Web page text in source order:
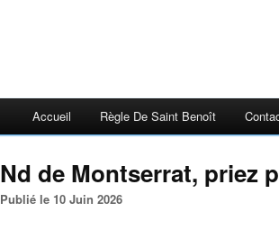
Accueil Règle De Saint Benoît
Nd de Montserrat, priez
Publié le 10 Juin 2026